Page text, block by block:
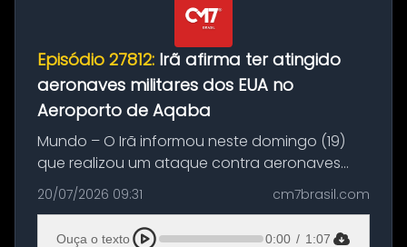
Episódio 27812: Irã afirma ter atingido
aeronaves militares dos EUA no
Aeroporto de Aqaba
Mundo – O Irã informou neste domingo (19)
que realizou um ataque contra aeronaves
militares dos Estados Unidos estacionadas no
Aeroporto de Aqaba, na Jordânia, durante a
21ª fase da Operação Nasr 2. A...
20/07/2026 09:31 cm7brasil.com
Ouça o texto 0:00 / 1:07